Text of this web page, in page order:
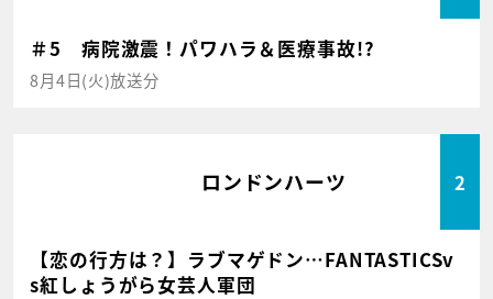
＃5 病院激震！パワハラ＆医療事故!?
8月4日(火)放送分
ロンドンハーツ 2
【恋の行方は？】ラブマゲドン…FANTASTICSv
s紅しょうがら女芸人軍団